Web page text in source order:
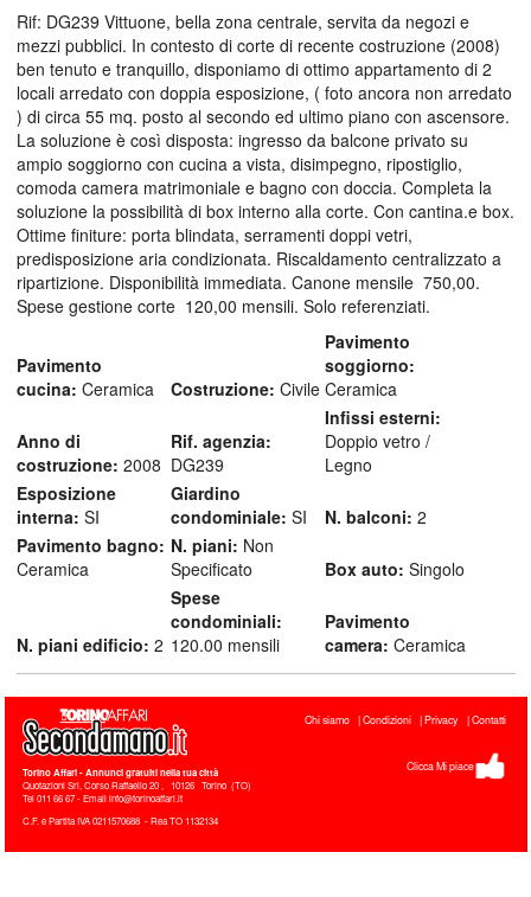
Rif: DG239 Vittuone, bella zona centrale, servita da negozi e
mezzi pubblici. In contesto di corte di recente costruzione (2008)
ben tenuto e tranquillo, disponiamo di ottimo appartamento di 2
locali arredato con doppia esposizione, ( foto ancora non arredato
) di circa 55 mq. posto al secondo ed ultimo piano con ascensore.
La soluzione è così disposta: ingresso da balcone privato su
ampio soggiorno con cucina a vista, disimpegno, ripostiglio,
comoda camera matrimoniale e bagno con doccia. Completa la
soluzione la possibilità di box interno alla corte. Con cantina.e box.
Ottime finiture: porta blindata, serramenti doppi vetri,
predisposizione aria condizionata. Riscaldamento centralizzato a
ripartizione. Disponibilità immediata. Canone mensile  750,00.
Spese gestione corte  120,00 mensili. Solo referenziati.
Pavimento
cucina: Ceramica Costruzione: Civile
Pavimento
soggiorno:
Ceramica
Anno di
costruzione: 2008
Rif. agenzia:
DG239
Infissi esterni:
Doppio vetro /
Legno
Esposizione
interna: SI
Giardino
condominiale: SI N. balconi: 2
Pavimento bagno:
Ceramica
N. piani: Non
Specificato
Box auto: Singolo
N. piani edificio: 2
Spese
condominiali:
120.00 mensili
Pavimento
camera: Ceramica
Torino Affari- Annunci gratuiti nella tua città
Quotazioni Srl, Corso Raffaello 20, 10126 Torino (TO)
Tel011 66 67 - Email info@torinoaffari.it
C.F. e Partita IVA 0211570688 - Rea TO 1132134
Chi siamo Condizioni Privacy Contatti
Clicca Mi piace